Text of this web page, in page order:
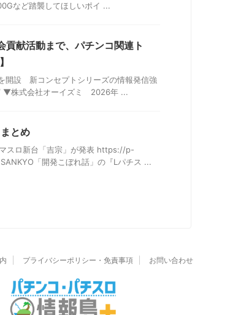
など踏襲してほしいポイ ...
献活動まで、パチンコ関連ト
開設 新コンセプトシリーズの情報発信強
株式会社オーイズミ 2026年 ...
とめ
スロ新台「吉宗」が発表 https://p-
「開発こぼれ話」の『Lパチス ...
プライバシーポリシー・免責事項 お問い合わせ